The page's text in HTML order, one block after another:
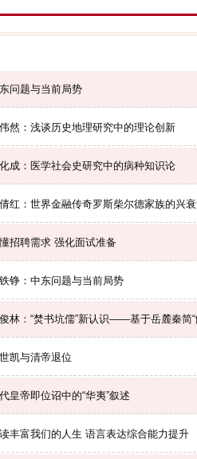
问题与当前局势
然：浅谈历史地理研究中的理论创新
成：医学社会史研究中的病种知识论
红：世界金融传奇罗斯柴尔德家族的兴
招聘需求 强化面试准备
铮：中东问题与当前局势
林：“焚书坑儒”新认识——基于岳麓秦简“
凯与清帝退位
皇帝即位诏中的“华夷”叙述
丰富我们的人生 语言表达综合能力提升